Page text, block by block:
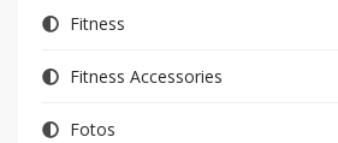
Fitness
Fitness Accessories
Fotos